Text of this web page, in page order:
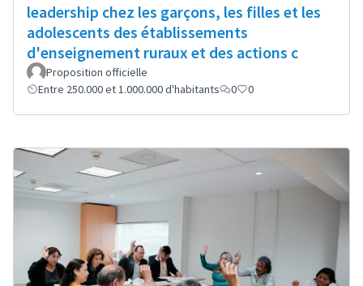
leadership chez les garçons, les filles et les
adolescents des établissements
d'enseignement ruraux et des actions c
Proposition officielle
Entre 250.000 et 1.000.000 d'habitants
0 0